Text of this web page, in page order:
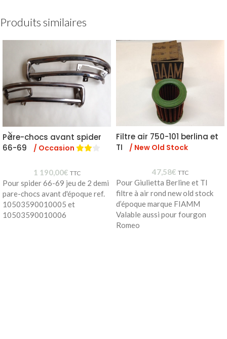
Produits similaires
Pare-chocs avant spider
66-69
/ Occasion
1 190,00€ TTC
Pour spider 66-69 jeu de 2 demi
pare-chocs avant d'époque ref.
10503590010005 et
10503590010006
Filtre air 750-101 berlina et
TI
/ New Old Stock
47,58€ TTC
Pour Giulietta Berline et TI
filtre à air rond new old stock
d’époque marque FIAMM
Valable aussi pour fourgon
Romeo